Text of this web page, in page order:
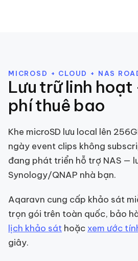
MICROSD + CLOUD + NAS
Lưu trữ linh
phí thuê bao
Khe microSD lưu local lên
ngày event clips không
đang phát triển hỗ trợ NAS —
Synology/QNAP nhà bạn.
Aqaravn cung cấp khảo sát
trọn gói trên toàn quốc, bảo
lịch khảo sát hoặc xem ước
giây.